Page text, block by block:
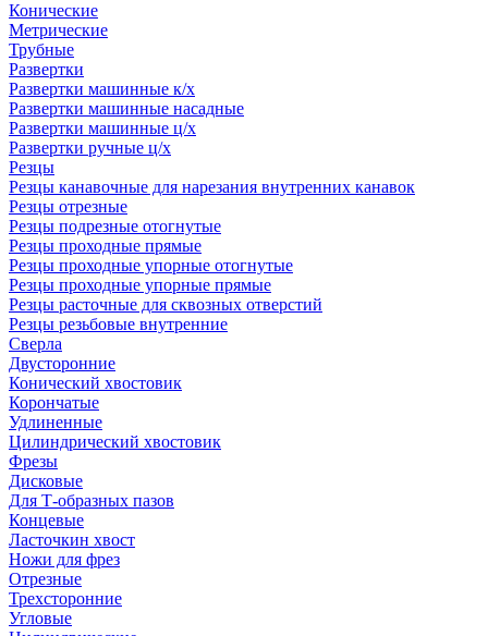
Конические
Метрические
Трубные
Развертки
Развертки машинные к/х
Развертки машинные насадные
Развертки машинные ц/х
Развертки ручные ц/х
Резцы
Резцы канавочные для нарезания внутренних канавок
Резцы отрезные
Резцы подрезные отогнутые
Резцы проходные прямые
Резцы проходные упорные отогнутые
Резцы проходные упорные прямые
Резцы расточные для сквозных отверстий
Резцы резьбовые внутренние
Сверла
Двусторонние
Конический хвостовик
Корончатые
Удлиненные
Цилиндрический хвостовик
Фрезы
Дисковые
Для Т-образных пазов
Концевые
Ласточкин хвост
Ножи для фрез
Отрезные
Трехсторонние
Угловые